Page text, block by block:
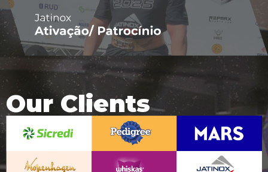
Our Clients